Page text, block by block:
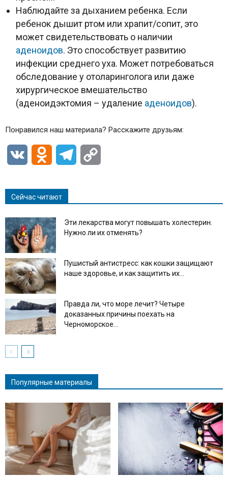
Наблюдайте за дыханием ребенка. Если
ребенок дышит ртом или храпит/сопит, это
может свидетельствовать о наличии
аденоидов. Это способствует развитию
инфекции среднего уха. Может потребоваться
обследование у отоларинголога или даже
хирургическое вмешательство
(аденоидэктомия – удаление аденоидов).
Понравился наш материала? Расскажите друзьям:
VK Odnoklassniki
Telegram
Сейчас читают
Эти лекарства могут повышать холестерин.
Нужно ли их отменять?
Пушистый антистресс: как кошки защищают
наше здоровье, и как защитить их...
Правда ли, что море лечит? Четыре
доказанных причины поехать на
Черноморское...
Популярные материалы